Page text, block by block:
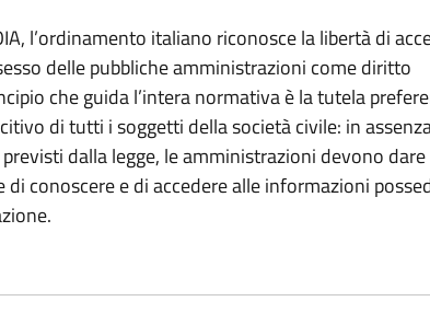
l’ordinamento italiano riconosce la libertà di
delle pubbliche amministrazioni come diritto
che guida l’intera normativa è la tutela
di tutti i soggetti della società civile: in
dalla legge, le amministrazioni devono
conoscere e di accedere alle informazioni